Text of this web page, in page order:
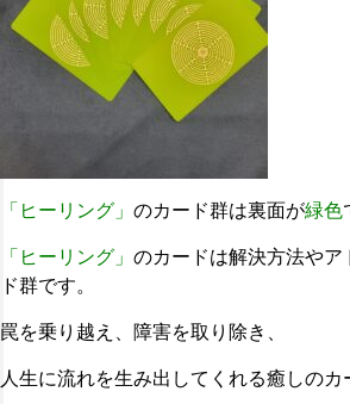
「ヒーリング」 のカード群は裏面が緑色
「ヒーリング」 のカードは解決方法やア
ド群です。
罠を乗り越え、障害を取り除き、
人生に流れを生み出してくれる癒しのカ